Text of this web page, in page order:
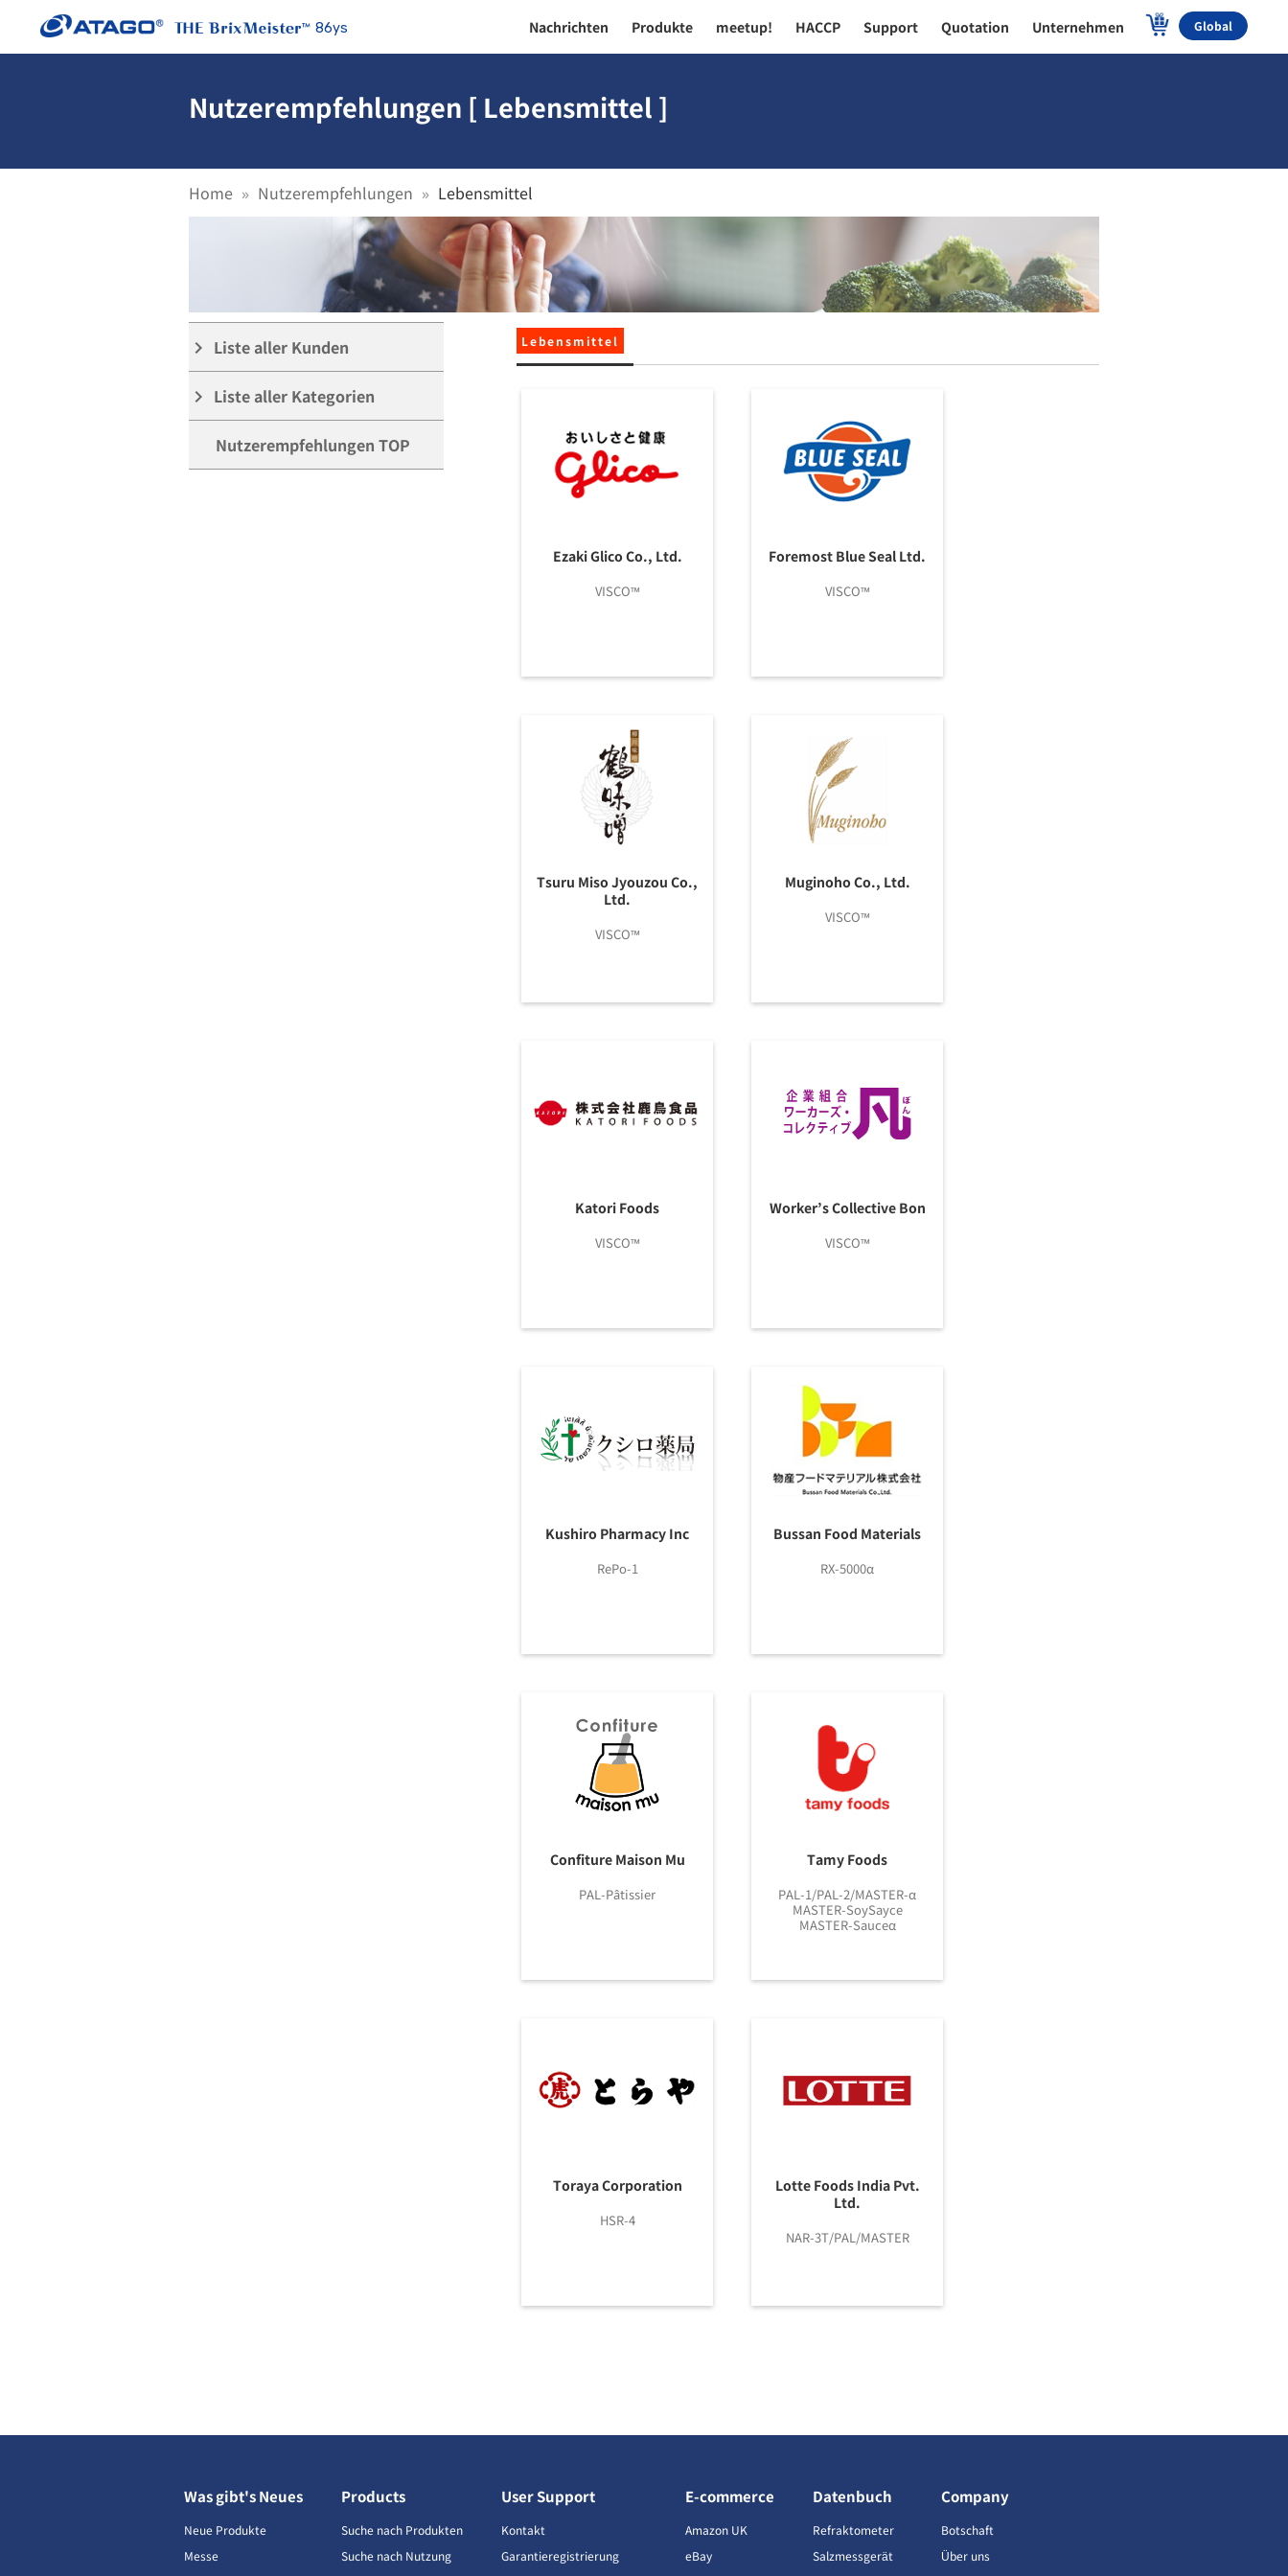
86ys Nachrichten Produkte meetup! HACCP Support Quotation Unternehmen Global
Nutzerempfehlungen [ Lebensmittel ]
Home Nutzerempfehlungen Lebensmittel
keyboard_arrow_right Liste aller Kunden
keyboard_arrow_right Liste aller Kategorien
Nutzerempfehlungen TOP
Lebensmittel
Ezaki Glico Co., Ltd.
VISCO™
Foremost Blue Seal Ltd.
VISCO™
Tsuru Miso Jyouzou Co.,
Ltd.
VISCO™
Muginoho Co., Ltd.
VISCO™
Katori Foods
VISCO™
Worker’s Collective Bon
VISCO™
Kushiro Pharmacy Inc
RePo-1
Bussan Food Materials
RX-5000α
Confiture Maison Mu
PAL-Pâtissier
Tamy Foods
PAL-1/PAL-2/MASTER-α
MASTER-SoySayce
MASTER-Sauceα
Toraya Corporation
HSR-4
Lotte Foods India Pvt.
Ltd.
NAR-3T/PAL/MASTER
Was gibt's Neues
Neue Produkte
Messe
Products
Suche nach Produkten
Suche nach Nutzung
User Support
Kontakt
Garantieregistrierung
E-commerce
Amazon UK
eBay
Datenbuch
Refraktometer
Salzmessgerät
Company
Botschaft
Über uns